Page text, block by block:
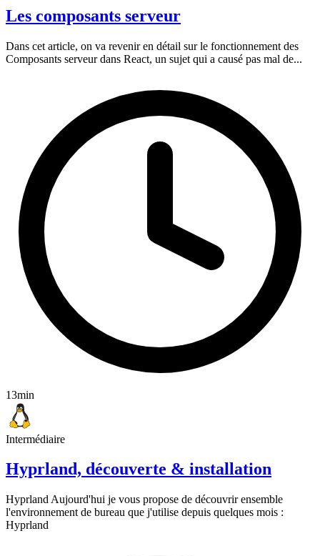
Les composants serveur
Dans cet article, on va revenir en détail sur le fonctionnement des
Composants serveur dans React, un sujet qui a causé pas mal de...
13min
Intermédiaire
Hyprland, découverte & installation
Hyprland Aujourd'hui je vous propose de découvrir ensemble
l'environnement de bureau que j'utilise depuis quelques mois :
Hyprland